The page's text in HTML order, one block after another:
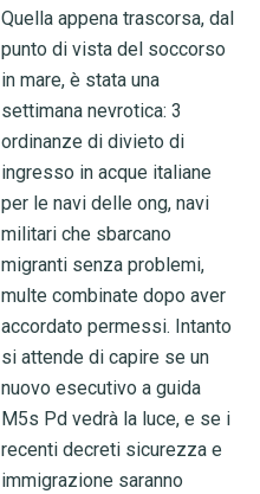
Quella appena trascorsa, dal
punto di vista del soccorso
in mare, è stata una
settimana nevrotica: 3
ordinanze di divieto di
ingresso in acque italiane
per le navi delle ong, navi
militari che sbarcano
migranti senza problemi,
multe combinate dopo aver
accordato permessi. Intanto
si attende di capire se un
nuovo esecutivo a guida
M5s Pd vedrà la luce, e se i
recenti decreti sicurezza e
immigrazione saranno